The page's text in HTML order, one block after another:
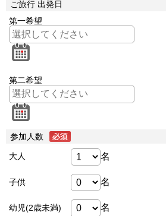
ご旅行 出発日
第一希望
第二希望
参加人数
大人 名
子供 名
幼児(2歳未満) 名